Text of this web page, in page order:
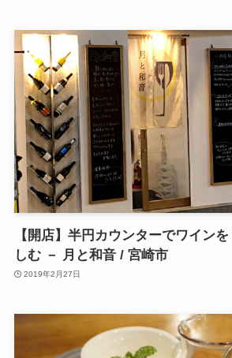
【開店】半円カウンターでワイン
しむ － 月と和音 / 宮崎市
2019年2月27日